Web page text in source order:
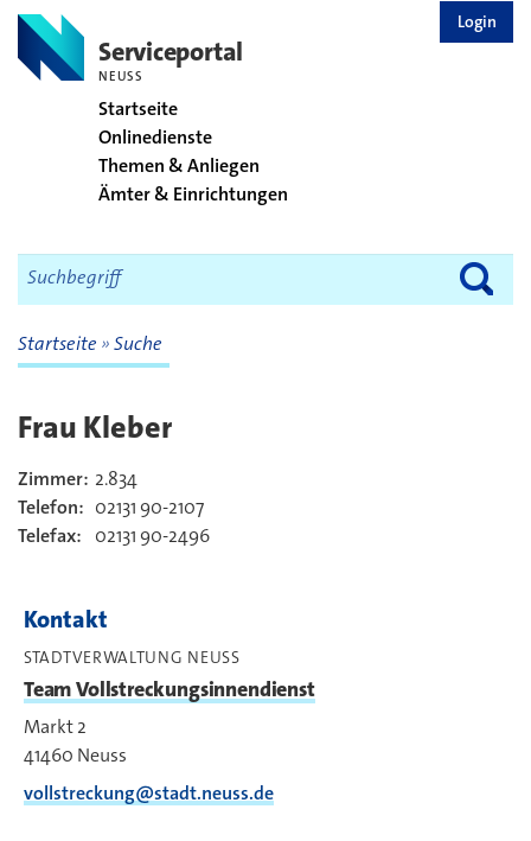
Serviceportal
NEUSS
Startseite
Onlinedienste
Themen & Anliegen
Ämter & Einrichtungen
Login
Startseite Suche
Frau Kleber
Kontakt
Zimmer: 2.834
Telefon: 02131 90-2107
Telefax:
02131 90-2496
Kontakt
STADTVERWALTUNG NEUSS
Team Vollstreckungsinnendienst
Markt 2
41460 Neuss
vollstreckung@stadt.neuss.de